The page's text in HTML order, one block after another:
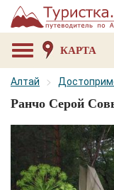
КАРТА
Алтай
Ранчо Серой